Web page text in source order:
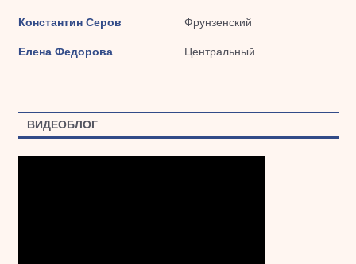
Константин Серов Фрунзенский
Елена Федорова Центральный
ВИДЕОБЛОГ